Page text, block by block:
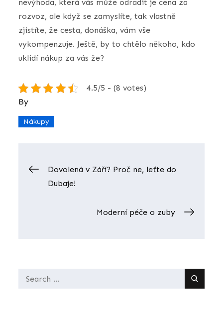
nevýhoda, která vás může odradit je cena za
rozvoz, ale když se zamyslíte, tak vlastně
zjistíte, že cesta, donáška, vám vše
vykompenzuje. Ještě, by to chtělo někoho, kdo
uklidí nákup za vás že?
4.5/5 - (8 votes)
By
Nákupy
Navigace
příspěvek
Dovolená v Září? Proč ne, leťte do
Dubaje!
Moderní péče o zuby
Search